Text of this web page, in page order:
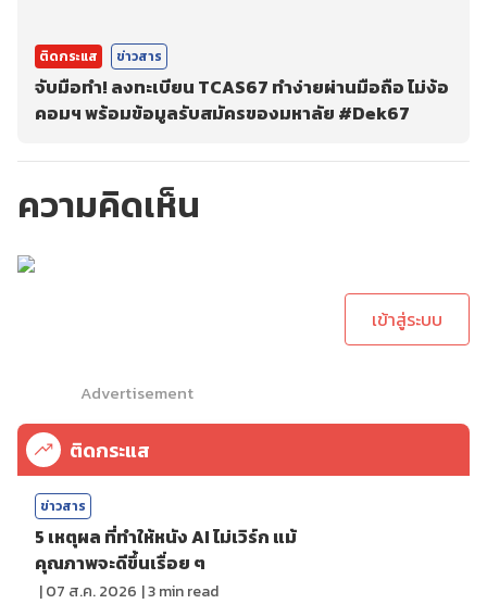
ติดกระแส ข่าวสาร
จับมือทำ! ลงทะเบียน TCAS67 ทำง่ายผ่านมือถือ ไม่ง้อ
คอมฯ พร้อมข้อมูลรับสมัครของมหาลัย #Dek67
ความคิดเห็น
เข้าสู่ระบบ
Advertisement
ติดกระแส
ข่าวสาร
5 เหตุผล ที่ทำให้หนัง AI ไม่เวิร์ก แม้
คุณภาพจะดีขึ้นเรื่อย ๆ
|07 ส.ค. 2026 |3min read